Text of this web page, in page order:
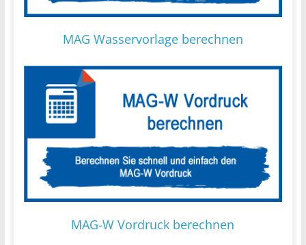
MAG Wasservorlage berechnen
MAG-W Vordruck berechnen